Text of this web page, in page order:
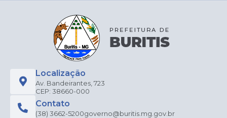
Localização
Av. Bandeirantes, 723
CEP: 38660-000
Contato
(38) 3662-5200governo@buritis.mg.gov.br